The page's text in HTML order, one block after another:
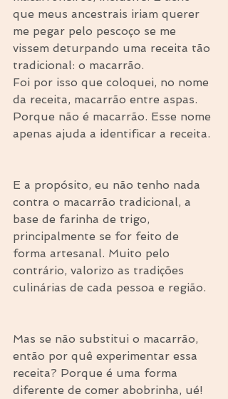
que meus ancestrais iriam querer
me pegar pelo pescoço se me
vissem deturpando uma receita tão
tradicional: o macarrão.
Foi por isso que coloquei, no nome
da receita, macarrão entre aspas.
Porque não é macarrão. Esse nome
apenas ajuda a identificar a receita.
E a propósito, eu não tenho nada
contra o macarrão tradicional, a
base de farinha de trigo,
principalmente se for feito de
forma artesanal. Muito pelo
contrário, valorizo as tradições
culinárias de cada pessoa e região.
Mas se não substitui o macarrão,
então por quê experimentar essa
receita? Porque é uma forma
diferente de comer abobrinha, ué!